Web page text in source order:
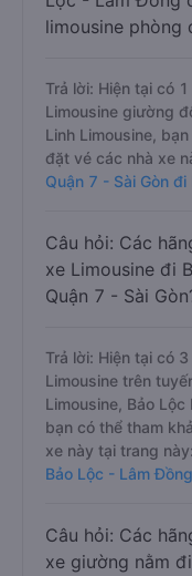
limousine phòng
Trả lời: Hiện tại có
Limousine giường
Linh Limousine,
đặt vé các nhà xe
Quận 7 - Sài Gòn
Câu hỏi: Các
xe Limousine đi
Quận 7 - Sài
Trả lời: Hiện tại có
Limousine trên
Limousine, Bảo Lộc
bạn có thể tham
xe này tại trang này:
Bảo Lộc - Lâm Đồng
Câu hỏi: Các
xe giường nằm